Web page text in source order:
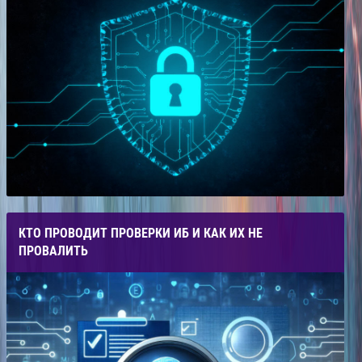
КТО ПРОВОДИТ ПРОВЕРКИ ИБ И КАК ИХ НЕ
ПРОВАЛИТЬ